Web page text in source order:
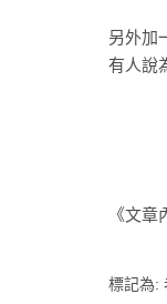
另外加
有人說
《文
標記為: